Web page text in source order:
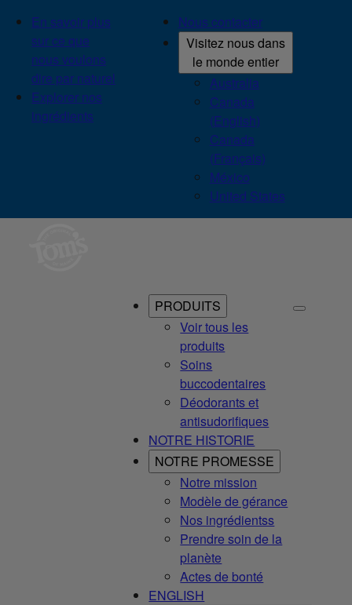
En savoir plus
sur ce que
nous voulons
dire par naturel
Explorer nos
ingrédients
Nous contacter
Visitez nous dans
le monde entier
Australia
Canada
(English)
Canada
(Français)
México
United States
PRODUITS
Voir tous les
produits
Soins
buccodentaires
Déodorants et
antisudorifiques
NOTRE HISTORIE
NOTRE PROMESSE
Notre mission
Modèle de gérance
Nos ingrédientss
Prendre soin de la
planète
Actes de bonté
ENGLISH